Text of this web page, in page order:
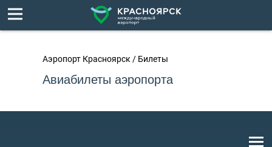
Аэропорт Красноярск / Билеты
Авиабилеты аэропорта